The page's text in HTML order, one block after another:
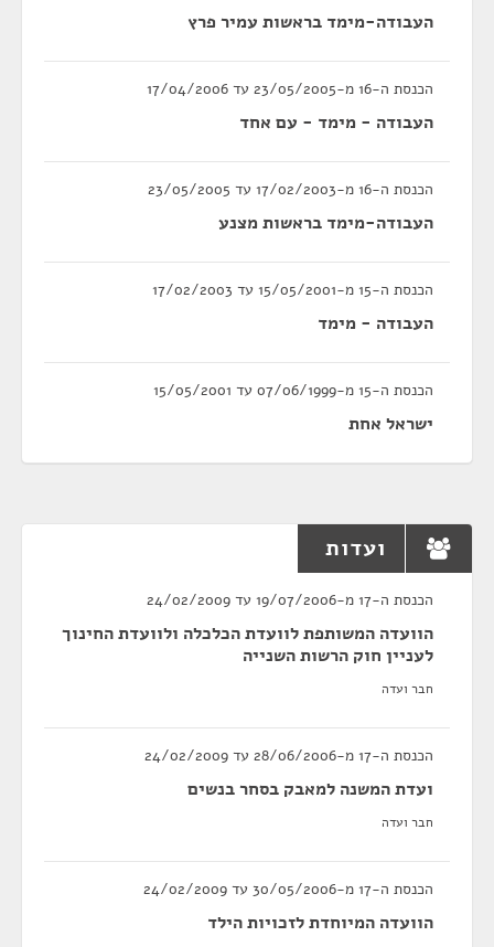
העבודה-מימד בראשות עמיר פרץ
הכנסת ה-16 מ-23/05/2005 עד 17/04/2006
העבודה - מימד - עם אחד
הכנסת ה-16 מ-17/02/2003 עד 23/05/2005
העבודה-מימד בראשות מצנע
הכנסת ה-15 מ-15/05/2001 עד 17/02/2003
העבודה - מימד
הכנסת ה-15 מ-07/06/1999 עד 15/05/2001
ישראל אחת
ועדות
הכנסת ה-17 מ-19/07/2006 עד 24/02/2009
הוועדה המשותפת לוועדת הכלכלה ולוועדת החינוך
לעניין חוק הרשות השנייה
חבר ועדה
הכנסת ה-17 מ-28/06/2006 עד 24/02/2009
ועדת המשנה למאבק בסחר בנשים
חבר ועדה
הכנסת ה-17 מ-30/05/2006 עד 24/02/2009
הוועדה המיוחדת לזכויות הילד